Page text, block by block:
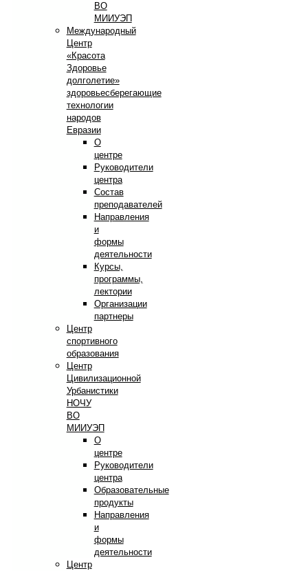
ВО
МИИУЭП
Международный
Центр
«Красота
Здоровье
долголетие»
здоровьесберегающие
технологии
народов
Евразии
О
центре
Руководители
центра
Состав
преподавателей
Направления
и
формы
деятельности
Курсы,
программы,
лектории
Организации
партнеры
Центр
спортивного
образования
Центр
Цивилизационной
Урбанистики
НОЧУ
ВО
МИИУЭП
О
центре
Руководители
центра
Образовательные
продукты
Направления
и
формы
деятельности
Центр